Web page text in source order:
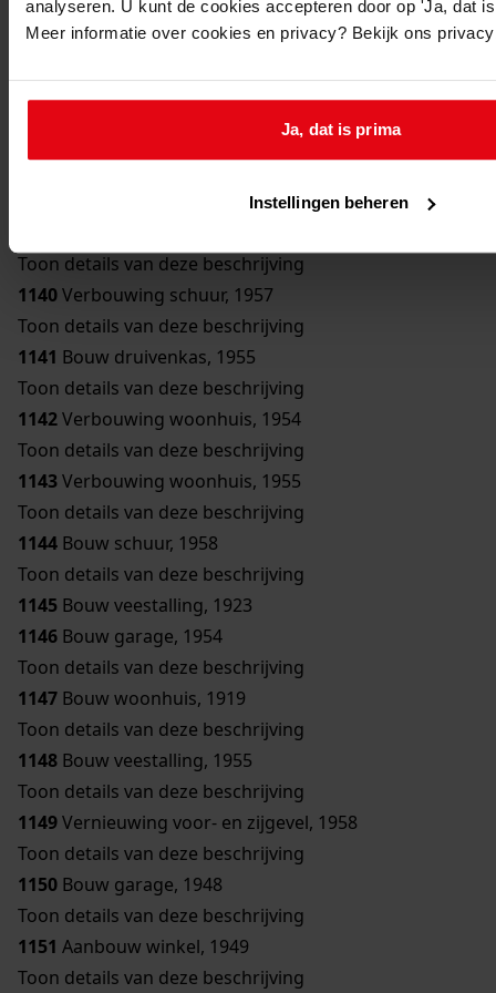
analyseren. U kunt de cookies accepteren door op 'Ja, dat
Meer informatie over cookies en privacy? Bekijk ons
Ja, dat is prima
Instellingen beheren
Toon details van deze beschrijving
1136Bouw bergplaats, 1950
Toon details van deze beschrijving
1137Bouw schuur, 1951
Toon details van deze beschrijving
Toon details van deze beschrijving
Toon details van deze beschrijving
1140Verbouwing schuur, 1957
Toon details van deze beschrijving
1141 Bouw druivenkas, 1955
Toon details van deze beschrijving
1142Verbouwing woonhuis, 1954
Toon details van deze beschrijving
1143Verbouwing woonhuis, 1955
Toon details van deze beschrijving
1144 Bouw schuur, 1958
Toon details van deze beschrijving
1145 Bouw veestalling, 1923
1146 Bouw garage, 1954
Toon details van deze beschrijving
1147 Bouw woonhuis, 1919
Toon details van deze beschrijving
1148 Bouw veestalling, 1955
Toon details van deze beschrijving
1149Vernieuwing voor- en zijgevel, 1958
Toon details van deze beschrijving
1150 Bouw garage, 1948
Toon details van deze beschrijving
1151 Aanbouw winkel, 1949
Toon details van deze beschrijving